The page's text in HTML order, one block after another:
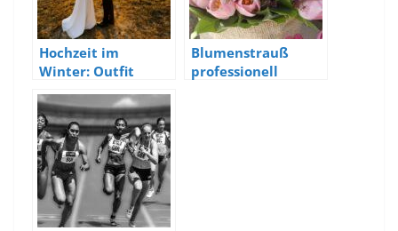
Hochzeit im
Winter: Outfit
Ideen
Blumenstrauß
professionell